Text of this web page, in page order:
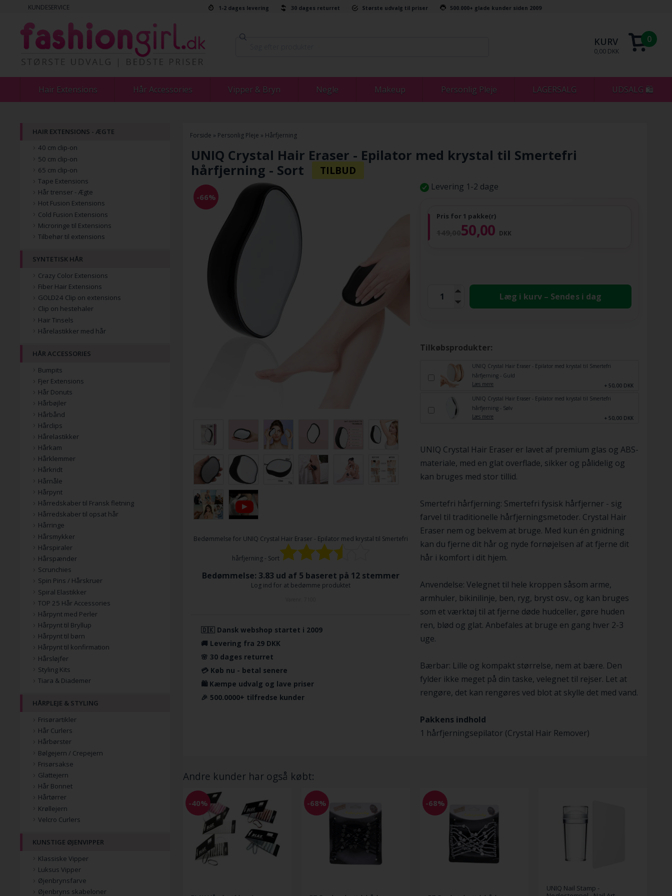
KUNDESERVICE 1-2 dages levering 30 dages returret Største udvalg til priser 500.000+ glade kunder siden 2009
KURV
0,00 DKK
0
Hair Extensions Hår Accessories Vipper & Bryn Negle Makeup Personlig Pleje LAGERSALG UDSALG 🛍
Forside » Personlig Pleje » Hårfjerning
UNIQ Crystal Hair Eraser - Epilator med krystal til Smertefri
hårfjerning - Sort
-66%
Bedømmelse for UNIQ Crystal Hair Eraser - Epilator med krystal til Smertefri
hårfjerning - Sort
Bedømmelse: 3.83 ud af 5 baseret på 12stemmer
Log ind for at bedømme produktet
🇩🇰 Dansk webshop startet i 2009
🚚 Levering fra 29 DKK
🌸 30 dages returret
💳 Køb nu - betal senere
🛍️ Kæmpe udvalg og lave priser
🎉 500.0000+ tilfredse kunder
Levering 1-2 dage
Pris for 1 pakke(r)
50,00 DKK
Læg i kurv – Sendes i dag
Tilkøbsprodukter:
UNIQ Crystal Hair Eraser - Epilator med krystal til Smertefri
hårfjerning - Guld
Læs mere
+ 50,00 DKK
UNIQ Crystal Hair Eraser - Epilator med krystal til Smertefri
hårfjerning - Sølv
Læs mere
+ 50,00 DKK
UNIQ Crystal Hair Eraser er lavet af premium glas og ABS-
materiale, med en glat overflade, sikker og pålidelig og
kan bruges med stor tillid.
Smertefri hårfjerning: Smertefri fysisk hårfjerner - sig
farvel til traditionelle hårfjerningsmetoder. Crystal Hair
Eraser nem og bekvem at bruge. Med kun én gnidning
kan du fjerne dit hår og nyde fornøjelsen af ​​at fjerne dit
hår i komfort i dit hjem.
Anvendelse: Velegnet til hele kroppen såsom arme,
armhuler, bikinilinje, ben, ryg, bryst osv., og kan bruges
som et værktøj til at fjerne døde hudceller, gøre huden
ren, blød og glat. Anbefales at bruge en gang hver 2-3
uge.
Bærbar: Lille og kompakt størrelse, nem at bære. Den
fylder ikke meget på din taske, velegnet til rejser. Let at
rengøre, det kan rengøres ved blot at skylle det med vand.
Pakkens indhold
1 hårfjerningsepilator (Crystal Hair Remover)
Andre kunder har også købt:
-40% -68% -68%
UNIQ Nail Stamp -
HAIR EXTENSIONS - ÆGTE
40 cm clip-on
50 cm clip-on
65 cm clip-on
Tape Extensions
Hår trenser - Ægte
Hot Fusion Extensions
Cold Fusion Extensions
Microringe til Extensions
Tilbehør til extensions
SYNTETISK HÅR
Crazy Color Extensions
Fiber Hair Extensions
GOLD24 Clip on extensions
Clip on hestehaler
Hair Tinsels
Hårelastikker med hår
HÅR ACCESSORIES
Bumpits
Fjer Extensions
Hår Donuts
Hårbøjler
Hårbånd
Hårclips
Hårelastikker
Hårkam
Hårklemmer
Hårkridt
Hårnåle
Hårpynt
Hårredskaber til Fransk fletning
Hårredskaber til opsat hår
Hårringe
Hårsmykker
Hårspiraler
Hårspænder
Scrunchies
Spin Pins / Hårskruer
Spiral Elastikker
TOP 25 Hår Accessories
Hårpynt med Perler
Hårpynt til Bryllup
Hårpynt til børn
Hårpynt til konfirmation
Hårsløjfer
Styling Kits
Tiara & Diademer
HÅRPLEJE & STYLING
Frisørartikler
Hår Curlers
Hårbørster
Bølgejern / Crepejern
Frisørsakse
Glattejern
Hår Bonnet
Hårtørrer
Krøllejern
Velcro Curlers
KUNSTIGE ØJENVIPPER
Klassiske Vipper
Luksus Vipper
Øjenbrynsfarve
Øjenbryns skabeloner